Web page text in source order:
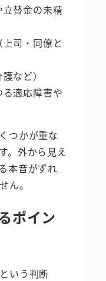
立替金の未精
（上司・同僚と
など）
る適応障害や
つかが重な
。外から見え
本音がずれ
ん。
ポイン
いう判断